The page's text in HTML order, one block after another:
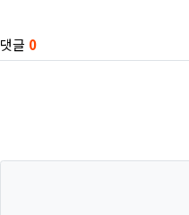
댓글 0